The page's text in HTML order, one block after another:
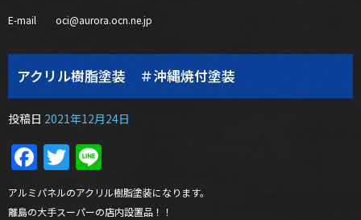
E-mail oci@aurora.ocn.ne.jp
アクリル樹脂塗装 ＃沖縄焼付塗装
投稿日 2021年12月24日
Facebook
Twitter
アルミパネルのアクリル樹脂塗装になります。
離島の大手スーパーの店内設置品！！